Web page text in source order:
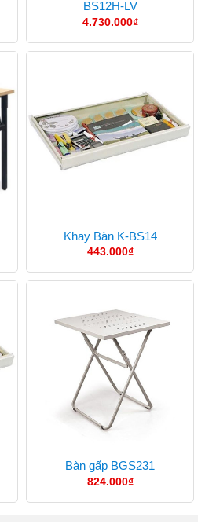
BS12H-LV
4.730.000₫
Khay Bàn K-BS14
443.000₫
Bàn gấp BGS231
824.000₫